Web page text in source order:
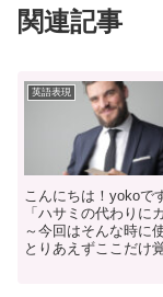
関連記事
英語表現
こんにちは！yokoで
「ハサミの代わりに
～今回はそんな時に
とりあえずここだけ